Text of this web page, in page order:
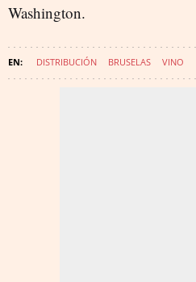
Washington.
DISTRIBUCIÓN BRUSELAS VINO